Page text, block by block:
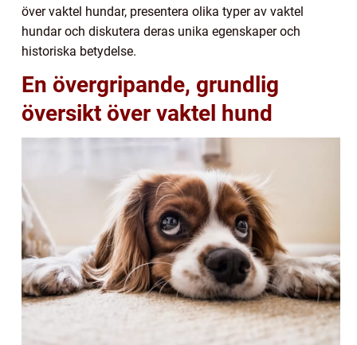
över vaktel hundar, presentera olika typer av vaktel
hundar och diskutera deras unika egenskaper och
historiska betydelse.
En övergripande, grundlig
översikt över vaktel hund